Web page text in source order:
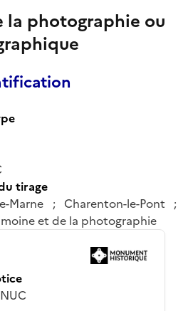
la photographie ou
tirage
Marne ; Charenton-le-Pont ;
et de la photographie